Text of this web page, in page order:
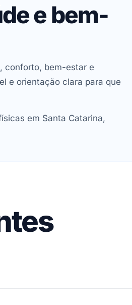
e bem-
conforto, bem-estar e
e orientação clara para que
em Santa Catarina,